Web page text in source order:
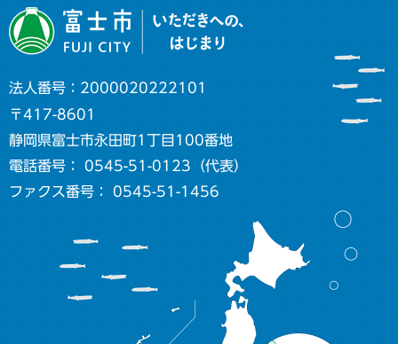
法人番号：2000020222101
〒417-8601
静岡県富士市永田町1丁目100番地
電話番号： 0545-51-0123（代表）
ファクス番号： 0545-51-1456